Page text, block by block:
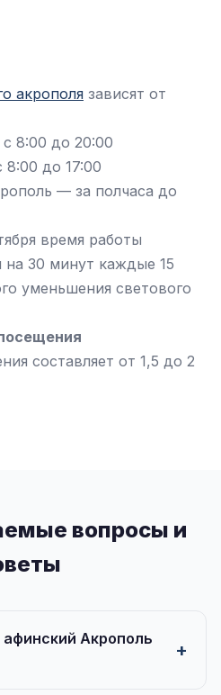
акрополя зависят от
8:00 до 20:00
8:00 до 17:00
— за полчаса до
время работы
на 30 минут каждые 15
уменьшения светового
составляет от 1,5 до 2
вопросы и
Акрополь